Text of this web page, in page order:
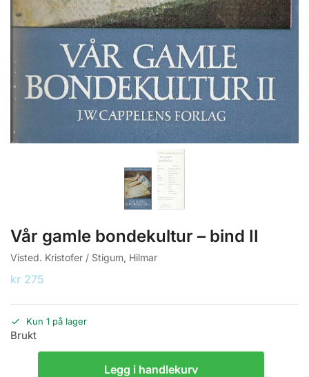
Vår gamle bondekultur – bind II
Visted. Kristofer / Stigum, Hilmar
kr 275
Kun 1 på lager
Brukt
Legg i handlekurv